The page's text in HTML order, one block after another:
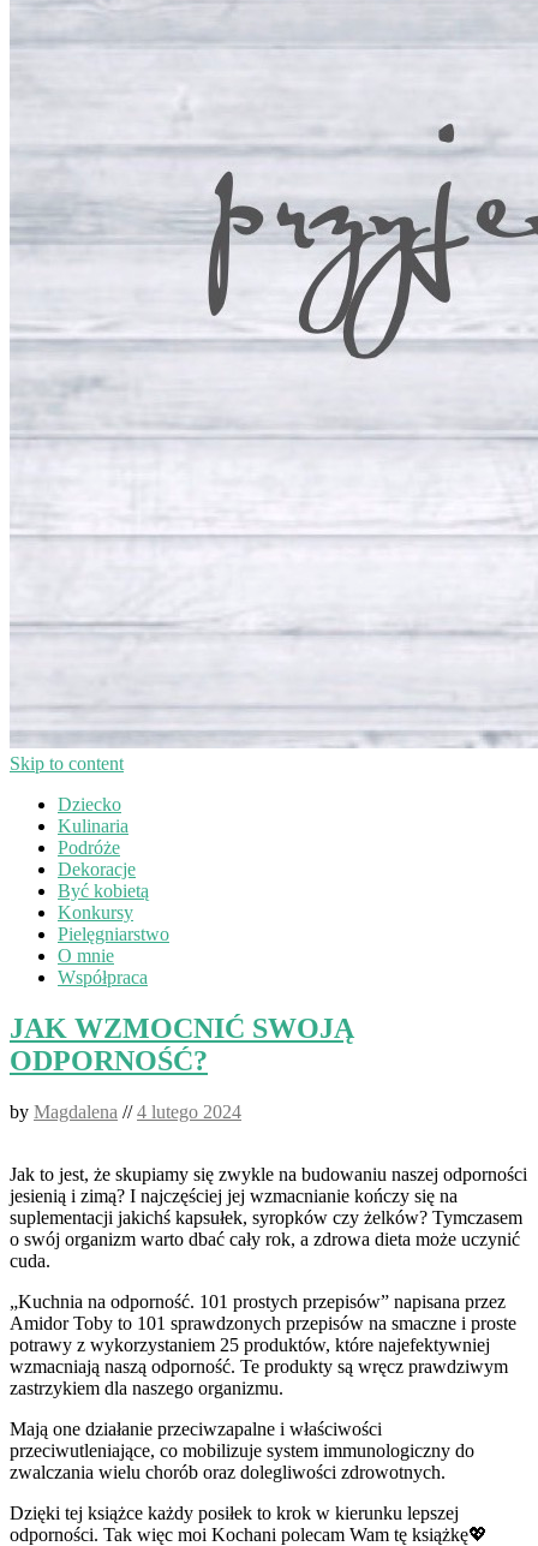
Skip to content
Dziecko
Kulinaria
Podróże
Dekoracje
Być kobietą
Konkursy
Pielęgniarstwo
O mnie
Współpraca
JAK WZMOCNIĆ SWOJĄ
ODPORNOŚĆ?
by Magdalena //4 lutego 2024
Jak to jest, że skupiamy się zwykle na budowaniu naszej odporności
jesienią i zimą? I najczęściej jej wzmacnianie kończy się na
suplementacji jakichś kapsułek, syropków czy żelków? Tymczasem
o swój organizm warto dbać cały rok, a zdrowa dieta może uczynić
cuda.
„Kuchnia na odporność. 101 prostych przepisów” napisana przez
Amidor Toby to 101 sprawdzonych przepisów na smaczne i proste
potrawy z wykorzystaniem 25 produktów, które najefektywniej
wzmacniają naszą odporność. Te produkty są wręcz prawdziwym
zastrzykiem dla naszego organizmu.
Mają one działanie przeciwzapalne i właściwości
przeciwutleniające, co mobilizuje system immunologiczny do
zwalczania wielu chorób oraz dolegliwości zdrowotnych.
Dzięki tej książce każdy posiłek to krok w kierunku lepszej
odporności. Tak więc moi Kochani polecam Wam tę książkę💖